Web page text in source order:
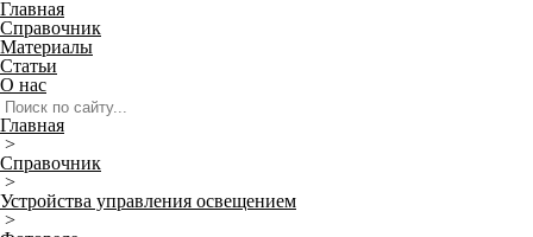
Главная
Справочник
Материалы
Статьи
О нас
Главная
>
Справочник
>
Устройства управления освещением
>